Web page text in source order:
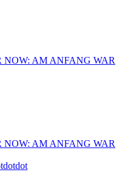
NOW: AM ANFANG WAR
NOW: AM ANFANG WAR